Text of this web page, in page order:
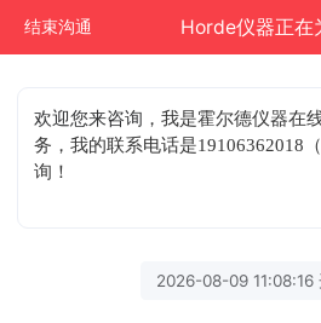
结束沟通 Horde仪器正在
欢迎您来咨询 ，我是霍尔德仪器在
务，我的联系电话是19106362018
询！
2026-08-09 11:08:16